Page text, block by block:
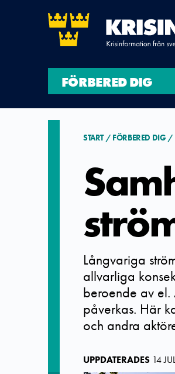
FÖRBERED DIG
START FÖRBERED DIG
Långvariga
allvarliga
beroende av el.
påverkas. Här
och andra
UPPDATERADES 14